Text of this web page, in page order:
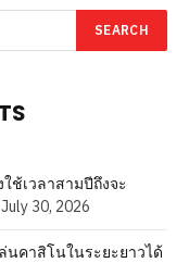
ช้เวลาสามปีถึงจะ
July 30, 2026
คาสิโนในระยะยาวได้